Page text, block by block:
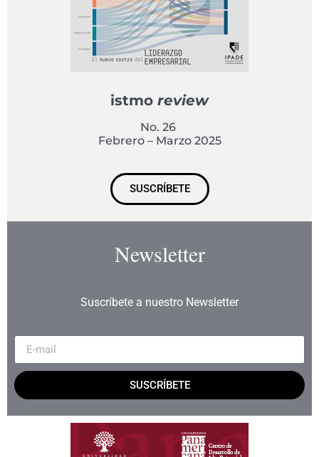
istmo review
No. 26
Febrero – Marzo 2025
SUSCRÍBETE
Newsletter
Suscríbete a nuestro Newsletter
SUSCRÍBETE